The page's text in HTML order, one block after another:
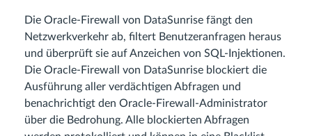
Die Oracle-Firewall von DataSunrise fängt den
Netzwerkverkehr ab, filtert Benutzeranfragen heraus
und überprüft sie auf Anzeichen von SQL-Injektionen.
Die Oracle-Firewall von DataSunrise blockiert die
Ausführung aller verdächtigen Abfragen und
benachrichtigt den Oracle-Firewall-Administrator
über die Bedrohung. Alle blockierten Abfragen